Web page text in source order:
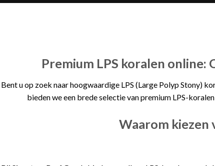
Premium LPS koralen
Bent u op zoek naar hoogwaardige LPS (Large Polyp Stony)
bieden we een brede selectie van premium LPS-
Waarom kiezen